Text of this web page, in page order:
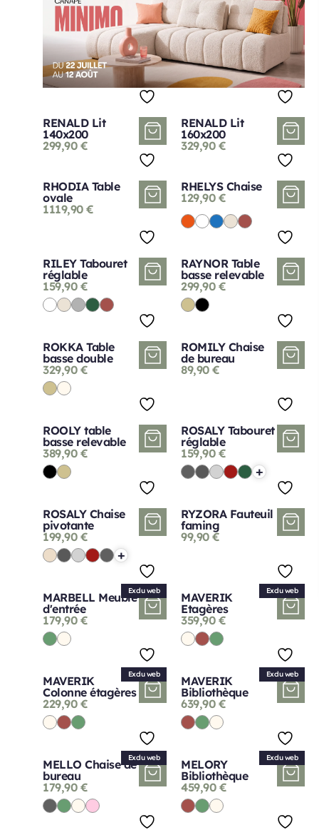
RENALD Lit
140x200
299,90 €
RENALD Lit
160x200
329,90 €
RHODIA Table
ovale
1119,90 €
RHELYS Chaise
129,90 €
RILEY Tabouret
réglable
159,90 €
RAYNOR Table
basse relevable
299,90 €
ROKKA Table
basse double
329,90 €
ROMILY Chaise
de bureau
89,90 €
ROOLY table
basse relevable
389,90 €
ROSALY Tabouret
réglable
159,90 €
+
ROSALY Chaise
pivotante
199,90 €
+
RYZORA Fauteuil
faming
99,90 €
Exclu web
MARBELL Meuble
d'entrée
179,90 €
Exclu web
MAVERIK
Etagères
359,90 €
Exclu web
MAVERIK
Colonne étagères
229,90 €
Exclu web
MAVERIK
Bibliothèque
639,90 €
Exclu web
MELLO Chaise de
bureau
179,90 €
Exclu web
MELORY
Bibliothèque
459,90 €